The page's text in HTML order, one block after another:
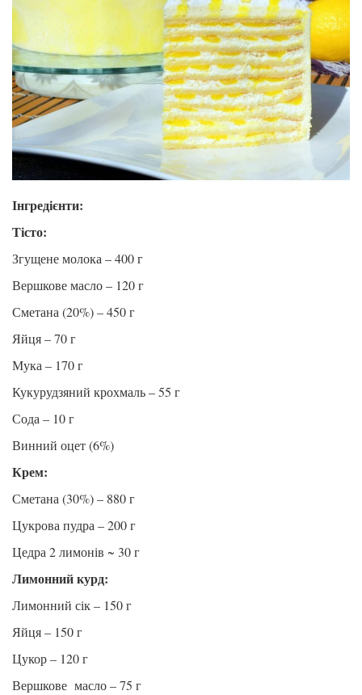
Інгредієнти:
Тісто:
Згущене молока – 400 г
Вершкове масло – 120 г
Сметана (20%) – 450 г
Яйця – 70 г
Мука – 170 г
Кукурудзяний крохмаль – 55 г
Сода – 10 г
Винний оцет (6%)
Крем:
Сметана (30%) – 880 г
Цукрова пудра – 200 г
Цедра 2 лимонів ~ 30 г
Лимонний курд:
Лимонний сік – 150 г
Яйця – 150 г
Цукор – 120 г
Вершкове масло – 75 г